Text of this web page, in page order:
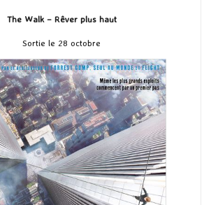
The Walk – Rêver plus haut
Sortie le 28 octobre